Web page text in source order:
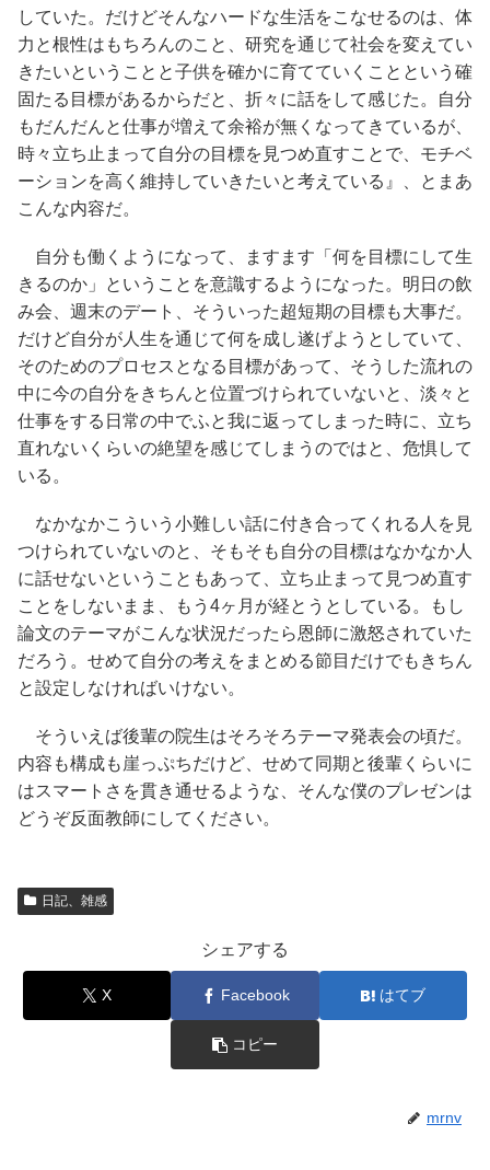
していた。だけどそんなハードな生活をこなせるのは、体
力と根性はもちろんのこと、研究を通じて社会を変えてい
きたいということと子供を確かに育てていくことという確
固たる目標があるからだと、折々に話をして感じた。自分
もだんだんと仕事が増えて余裕が無くなってきているが、
時々立ち止まって自分の目標を見つめ直すことで、モチベ
ーションを高く維持していきたいと考えている』、とまあ
こんな内容だ。
自分も働くようになって、ますます「何を目標にして生
きるのか」ということを意識するようになった。明日の飲
み会、週末のデート、そういった超短期の目標も大事だ。
だけど自分が人生を通じて何を成し遂げようとしていて、
そのためのプロセスとなる目標があって、そうした流れの
中に今の自分をきちんと位置づけられていないと、淡々と
仕事をする日常の中でふと我に返ってしまった時に、立ち
直れないくらいの絶望を感じてしまうのではと、危惧して
いる。
なかなかこういう小難しい話に付き合ってくれる人を見
つけられていないのと、そもそも自分の目標はなかなか人
に話せないということもあって、立ち止まって見つめ直す
ことをしないまま、もう4ヶ月が経とうとしている。もし
論文のテーマがこんな状況だったら恩師に激怒されていた
だろう。せめて自分の考えをまとめる節目だけでもきちん
と設定しなければいけない。
そういえば後輩の院生はそろそろテーマ発表会の頃だ。
内容も構成も崖っぷちだけど、せめて同期と後輩くらいに
はスマートさを貫き通せるような、そんな僕のプレゼンは
どうぞ反面教師にしてください。
日記、雑感
シェアする
X Facebook はてブ
コピー
mrnv